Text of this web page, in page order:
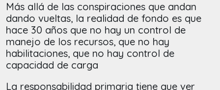
Más allá de las conspiraciones que andan
dando vueltas, la realidad de fondo es que
hace 30 años que no hay un control de
manejo de los recursos, que no hay
habilitaciones, que no hay control de
capacidad de carga
La responsabilidad primaria tiene que ver